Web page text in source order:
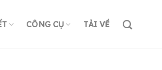
CÔNG CỤ TẢI VỀ